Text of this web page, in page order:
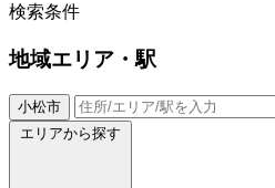
検索条件
地域エリア・駅
小松市
エリアから探す